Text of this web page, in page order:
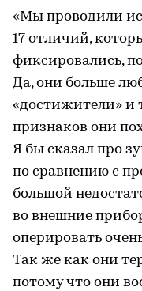
«Мы проводили
17 отличий,
фиксировались,
Да, они больше
«достижители» и
признаков они
Я бы сказал про
по сравнению с
большой
во внешние
оперировать
Так же как они
потому что они